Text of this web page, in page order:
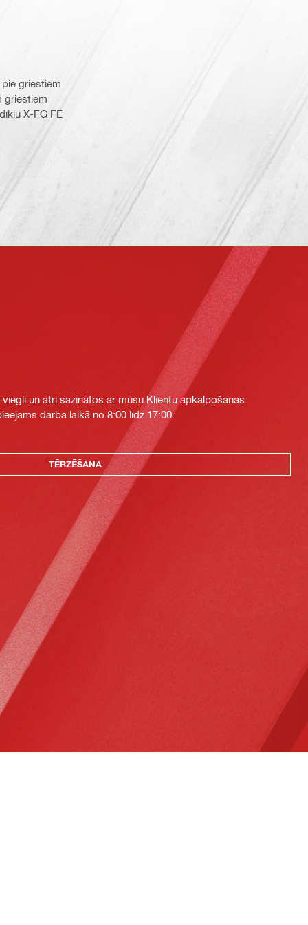
griestiem
griestiem
X-FG FE
un ātri sazinātos ar mūsu Klientu apkalpošanas
darba laikā no 8:00 līdz 17:00.
TĒRZĒŠANA